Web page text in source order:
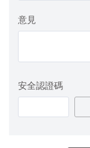
意見
安全認證碼